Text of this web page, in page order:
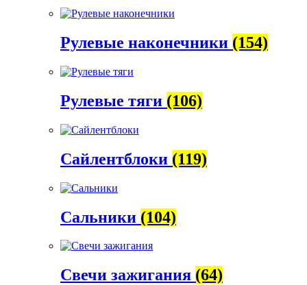
Рулевые наконечники (154)
Рулевые тяги (106)
Сайлентблоки (119)
Сальники (104)
Свечи зажигания (64)